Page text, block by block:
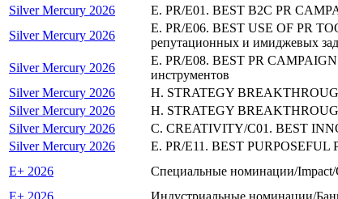
Silver Mercury 2026
E. PR/E01. BEST B2C PR
Silver Mercury 2026
E. PR/E06. BEST USE OF PR
репутационных и имиджевых
Silver Mercury 2026
E. PR/E08. BEST PR
инструментов
Silver Mercury 2026
H. STRATEGY
Silver Mercury 2026
H. STRATEGY
Silver Mercury 2026
C. CREATIVITY/C01. BEST
Silver Mercury 2026
E. PR/E11. BEST PURPOSEFUL
E+ 2026
Специальные номинации/
E+ 2026
Индустриальные номинации/